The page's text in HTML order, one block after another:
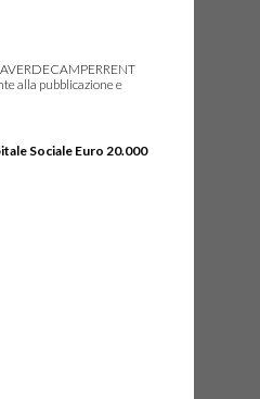
alla pubblicazione e
Sociale Euro 20.000